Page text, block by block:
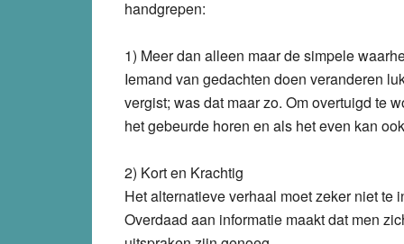
handgrepen:
1) Meer dan alleen maar de simpele
Iemand van gedachten doen veranderen
vergist; was dat maar zo. Om overtuigd te
het gebeurde horen en als het even kan
2) Kort en Krachtig
Het alternatieve verhaal moet zeker niet
Overdaad aan informatie maakt dat men